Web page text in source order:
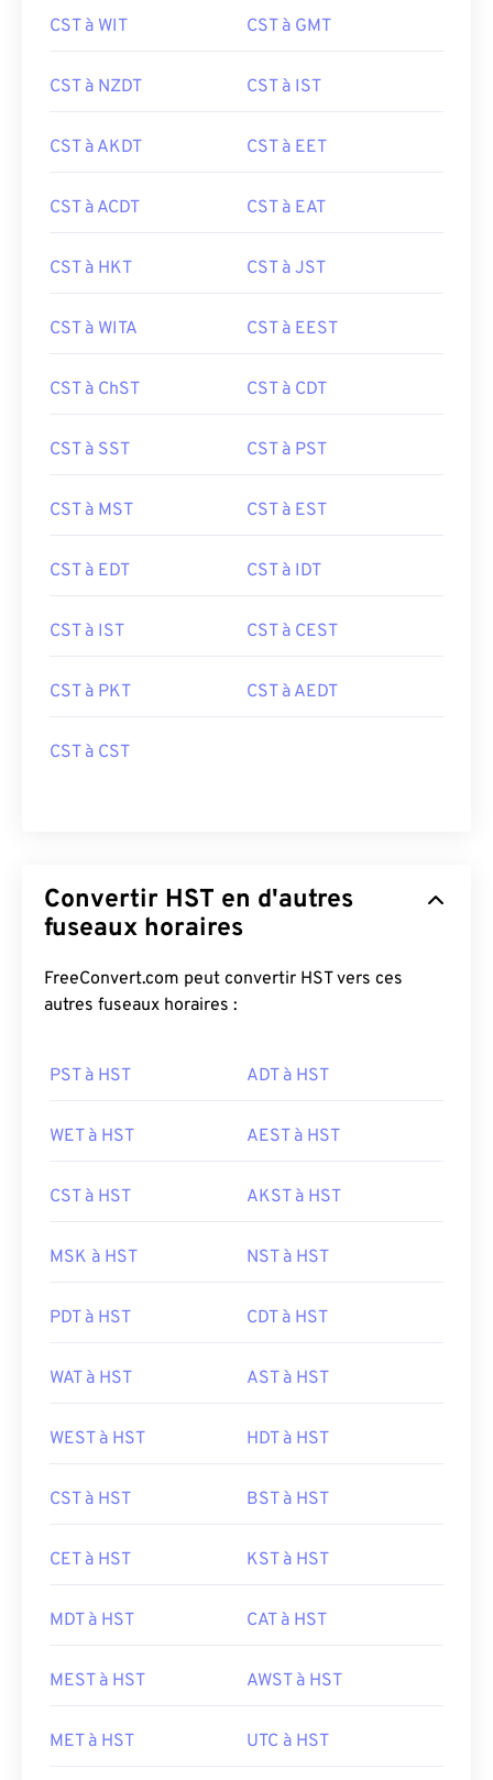
CST à WIT CST à GMT
CST à NZDT CST à IST
CST à AKDT CST à EET
CST à ACDT CST à EAT
CST à HKT CST à JST
CST à WITA CST à EEST
CST à ChST CST à CDT
CST à SST CST à PST
CST à MST CST à EST
CST à EDT CST à IDT
CST à IST CST à CEST
CST à PKT CST à AEDT
CST à CST
Convertir HST en d'autres
fuseaux horaires
FreeConvert.com peut convertir HST vers ces
autres fuseaux horaires :
PST à HST ADT à HST
WET à HST AEST à HST
CST à HST AKST à HST
MSK à HST NST à HST
PDT à HST CDT à HST
WAT à HST AST à HST
WEST à HST HDT à HST
CST à HST BST à HST
CET à HST KST à HST
MDT à HST CAT à HST
MEST à HST AWST à HST
MET à HST UTC à HST